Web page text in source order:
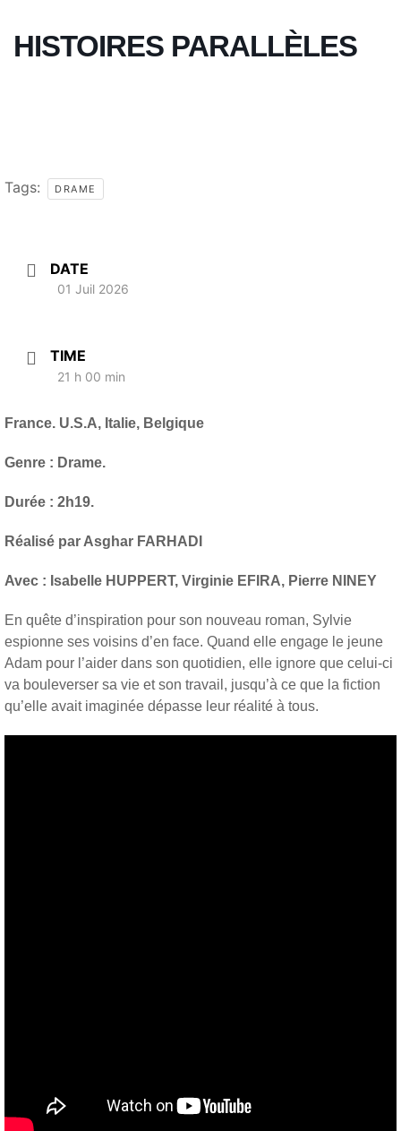
HISTOIRES PARALLÈLES
Tags: DRAME
DATE
01 Juil 2026
TIME
21 h 00 min
France. U.S.A, Italie, Belgique
Genre : Drame.
Durée : 2h19.
Réalisé par Asghar FARHADI
Avec : Isabelle HUPPERT, Virginie EFIRA, Pierre NINEY
En quête d’inspiration pour son nouveau roman, Sylvie
espionne ses voisins d’en face. Quand elle engage le jeune
Adam pour l’aider dans son quotidien, elle ignore que celui-ci
va bouleverser sa vie et son travail, jusqu’à ce que la fiction
qu’elle avait imaginée dépasse leur réalité à tous.